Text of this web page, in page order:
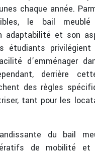
chaque année.
le bail
adaptabilité et son
étudiants
d’emménager
derrière
des règles
tant pour les
du bail
de mobilité et